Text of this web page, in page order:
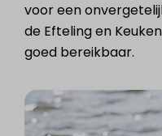
voor een
de Efteling en
goed bereikbaar.